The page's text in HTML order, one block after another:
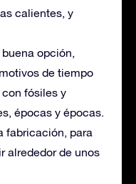
calientes, y
opción,
de tiempo
fósiles y
épocas y épocas.
fabricación, para
alrededor de unos